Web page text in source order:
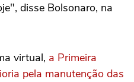
disse Bolsonaro, na
virtual, a Primeira
pela manutenção das